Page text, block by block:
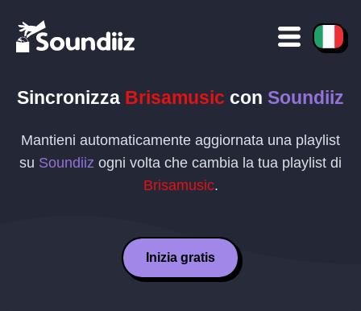
Sincronizza Brisamusic con Soundiiz
Mantieni automaticamente aggiornata una playlist
su Soundiiz ogni volta che cambia la tua playlist di
Brisamusic.
Inizia gratis